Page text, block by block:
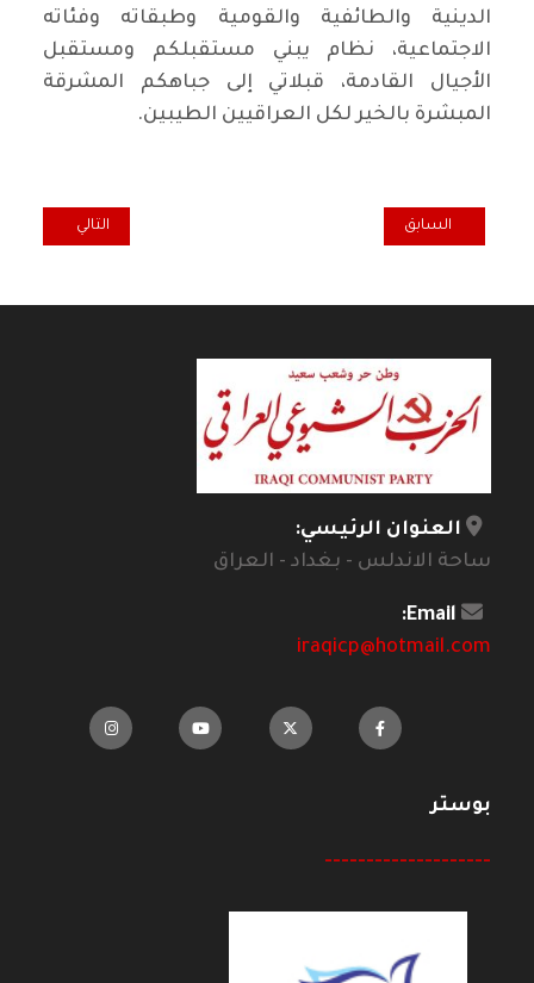
الدينية والطائفية والقومية وطبقاته وفئاته
الاجتماعية، نظام يبني مستقبلكم ومستقبل
الأجيال القادمة، قبلاتي إلى جباهكم المشرقة
المبشرة بالخير لكل العراقيين الطيبين.
المقال السابق: النساء العراقيات ثورة
السابق المقال التالي:
التالي
العنوان الرئيسي:
ساحة الاندلس - بغداد - العراق
Email:
iraqicp@hotmail.com
بوستر
--------------------